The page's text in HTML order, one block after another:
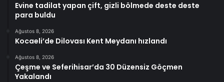
Evine tadilat yapan çift, gizli bölmede deste deste
para buldu
Ağustos 8, 2026
Kocaeli’de Dilovası Kent Meydanı hızlandı
Ağustos 8, 2026
Çeşme ve Seferihisar’da 30 Düzensiz Göçmen
Yakalandı